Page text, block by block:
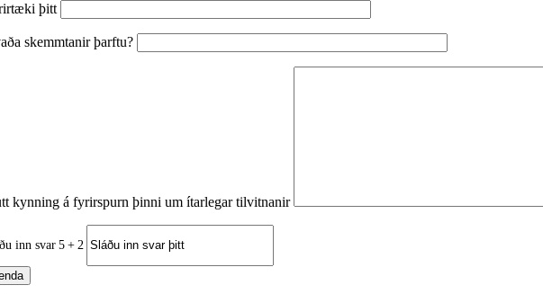
þitt
skemmtanir þarftu?
kynning á fyrirspurn þinni um ítarlegar tilvitnanir
inn svar 5 + 2